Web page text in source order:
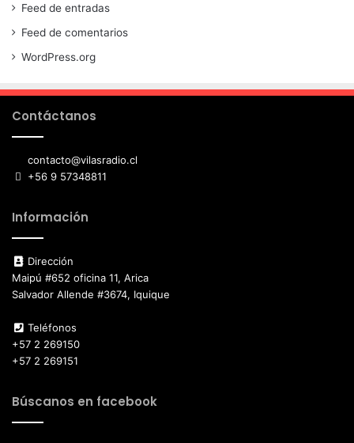
Feed de entradas
Feed de comentarios
WordPress.org
Contáctanos
contacto@vilasradio.cl
+56 9 57348811
Información
Dirección
Maipú #652 oficina 11, Arica
Salvador Allende #3674, Iquique
Teléfonos
+57 2 269150
+57 2 269151
Búscanos en facebook